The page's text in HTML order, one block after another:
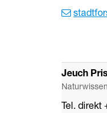
Jeuch
Tel. direkt